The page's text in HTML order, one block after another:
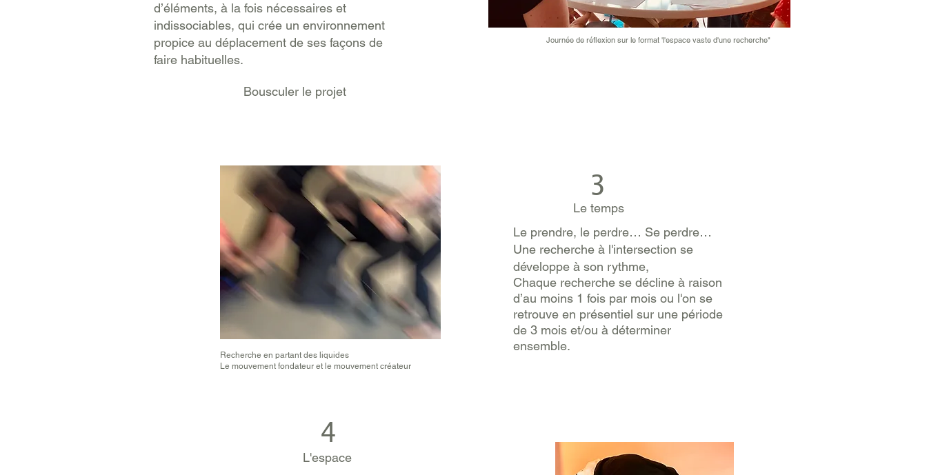
d’éléments, à la fois nécessaires et
indissociables, qui crée un environnement
propice au déplacement de ses façons de
faire habituelles.
Bousculer le projet
Journée de réflexion sur le format 'l'espace vaste d'une recherche"
Recherche en partant des liquides
Le mouvement fondateur et le mouvement créateur
3
Le temps
Le prendre, le perdre… Se perdre…
Une recherche à l'intersection se
développe à son rythme,
Chaque recherche se décline à raison
d’au moins 1 fois par mois ou l'on se
retrouve en présentiel sur une période
de 3 mois et/ou à déterminer
ensemble.
4
L'espace